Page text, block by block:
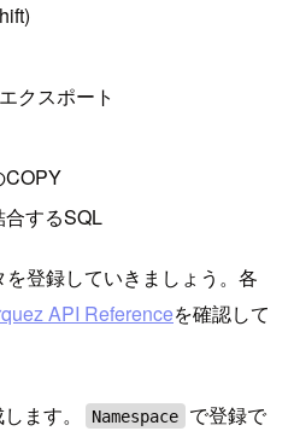
クスポート
COPY
するSQL
登録していきましょう。各
API Referenceを確認して
ます。 Namespace
で登録で